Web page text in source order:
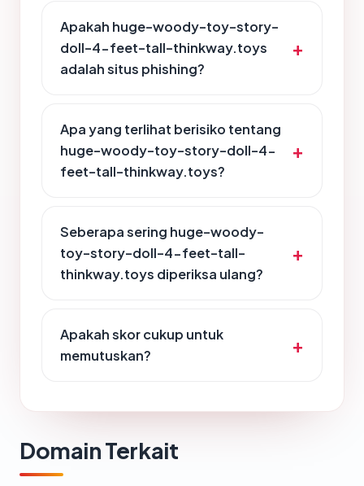
Apakah huge-woody-toy-story-
doll-4-feet-tall-thinkway.toys
adalah situs phishing?
Apa yang terlihat berisiko tentang
huge-woody-toy-story-doll-4-
feet-tall-thinkway.toys?
Seberapa sering huge-woody-
toy-story-doll-4-feet-tall-
thinkway.toys diperiksa ulang?
Apakah skor cukup untuk
memutuskan?
Domain Terkait